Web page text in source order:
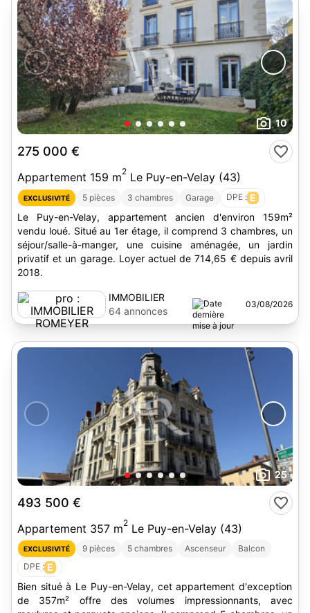
10
275 000 €
Appartement 159 m2 Le Puy-en-Velay (43)
EXCLUSIVITÉ 5 pièces 3 chambres Garage DPE : E
Le Puy-en-Velay, appartement ancien d'environ 159m²
vendu loué. Situé au 1er étage, il comprend 3 chambres, un
séjour/salle-à-manger, une cuisine aménagée, un jardin
privatif et un garage. Loyer actuel de 714,65 € depuis avril
2018.
IMMOBILIER
ROMEYER
64 annonces
03/08/2026
25
493 500 €
Appartement 357 m2 Le Puy-en-Velay (43)
EXCLUSIVITÉ 9 pièces 5 chambres Ascenseur
Balcon
DPE : E
Bien situé à Le Puy-en-Velay, cet appartement d'exception
de 357m² offre des volumes impressionnants, avec